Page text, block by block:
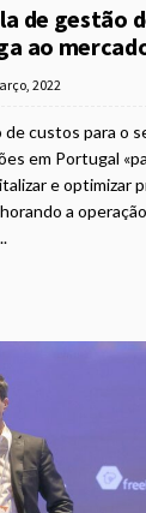
de gestão
ao
2022
custos para o
em Portugal
e optimizar
a